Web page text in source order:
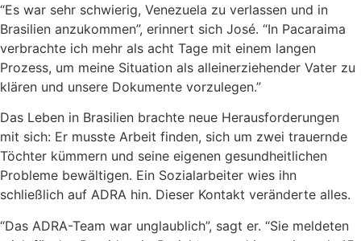
“Es war sehr schwierig, Venezuela zu verlassen und in
Brasilien anzukommen”, erinnert sich José. “In Pacaraima
verbrachte ich mehr als acht Tage mit einem langen
Prozess, um meine Situation als alleinerziehender Vater zu
klären und unsere Dokumente vorzulegen.”
Das Leben in Brasilien brachte neue Herausforderungen
mit sich: Er musste Arbeit finden, sich um zwei trauernde
Töchter kümmern und seine eigenen gesundheitlichen
Probleme bewältigen. Ein Sozialarbeiter wies ihn
schließlich auf ADRA hin. Dieser Kontakt veränderte alles.
“Das ADRA-Team war unglaublich”, sagt er. “Sie meldeten